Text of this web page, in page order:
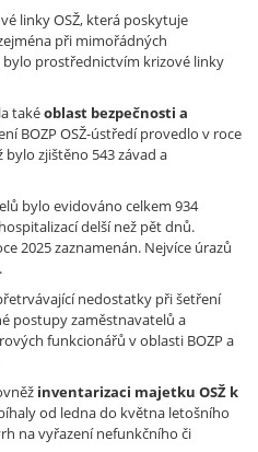
linky OSŽ, která poskytuje
při mimořádných
prostřednictvím krizové linky
takéoblast bezpečnosti a
BOZP OSŽ-ústředí provedlo v roce
zjištěno 543 závad a
bylo evidováno celkem 934
delší než pět dnů.
2025 zaznamenán. Nejvíce úrazů
nedostatky při šetření
postupy zaměstnavatelů a
funkcionářů v oblasti BOZP a
inventarizaci majetku OSŽ k
od ledna do května letošního
na vyřazení nefunkčního či